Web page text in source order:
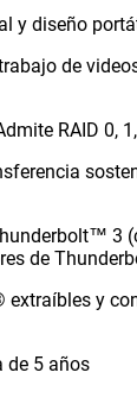
y diseño
de
RAID 0,
3
de
extraíbles y
de 5 años